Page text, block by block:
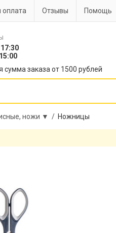
оплата Отзывы Помощь
заказа от 1500 рублей
ножи ▼ / Ножницы